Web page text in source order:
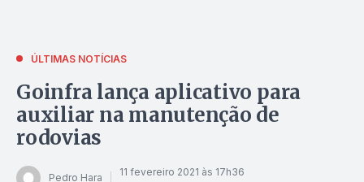
ÚLTIMAS NOTÍCIAS
Goinfra lança aplicativo para
auxiliar na manutenção de
rodovias
Pedro Hara 11 fevereiro 2021 às 17h36